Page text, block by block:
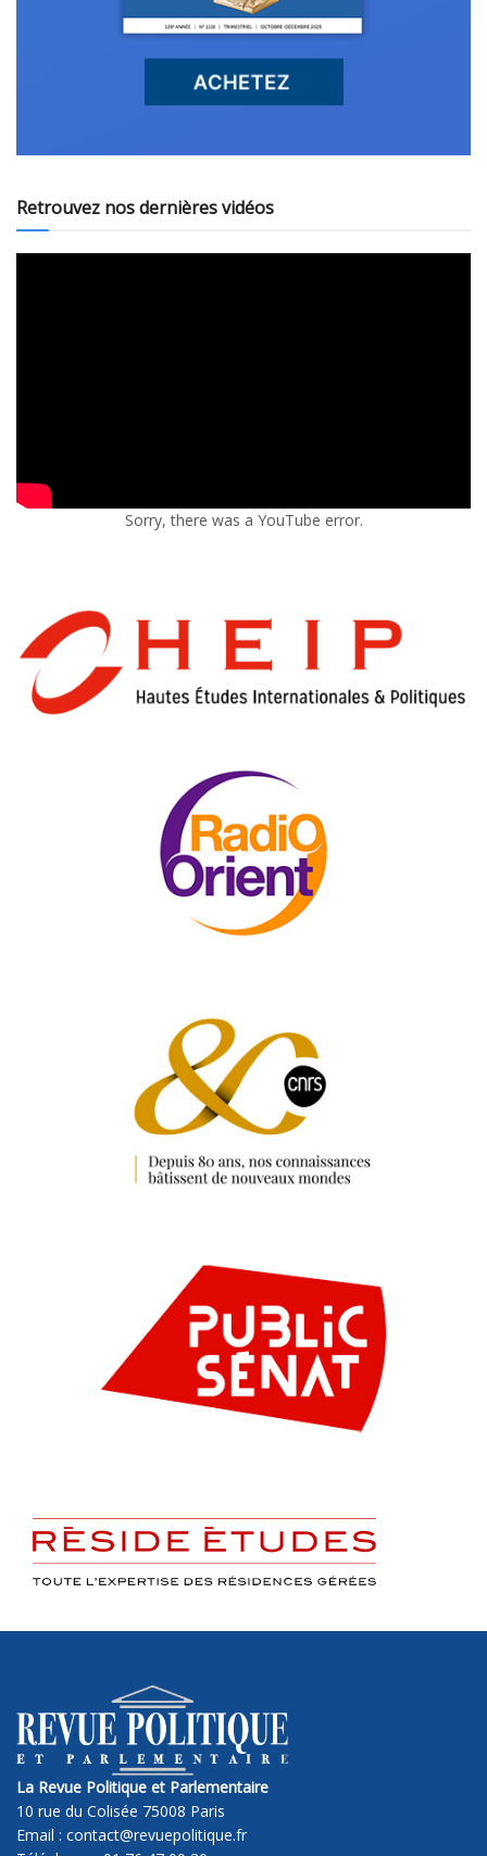
Retrouvez nos dernières vidéos
Sorry, there was a YouTube error.
La Revue Politique et Parlementaire
10 rue du Colisée 75008 Paris
Email : contact@revuepolitique.fr